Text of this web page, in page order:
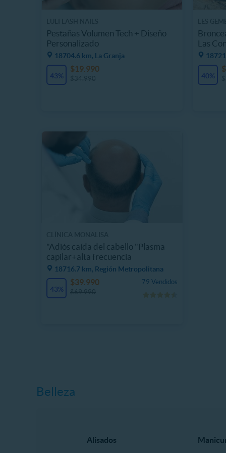
Pestañas Volumen Tech + Diseño
Personalizado
18704.6 km, La Granja
43%
$19.990
Las
40%
"Adiós caída del cabello "Plasma
capilar+alta frecuencia
18716.7 km, Región Metropolitana
43%
79 Vendidos
$39.990
Belleza
Alisados